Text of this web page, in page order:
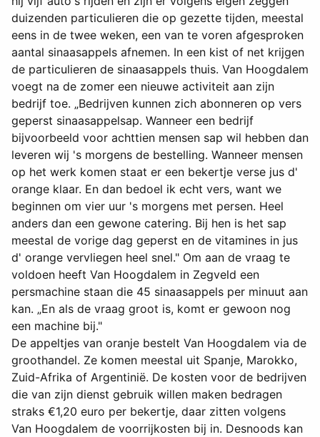
duizenden particulieren die op gezette tijden, meestal
eens in de twee weken, een van te voren afgesproken
aantal sinaasappels afnemen. In een kist of net krijgen
de particulieren de sinaasappels thuis. Van Hoogdalem
voegt na de zomer een nieuwe activiteit aan zijn
bedrijf toe. „Bedrijven kunnen zich abonneren op vers
geperst sinaasappelsap. Wanneer een bedrijf
bijvoorbeeld voor achttien mensen sap wil hebben dan
leveren wij 's morgens de bestelling. Wanneer mensen
op het werk komen staat er een bekertje verse jus d'
orange klaar. En dan bedoel ik echt vers, want we
beginnen om vier uur 's morgens met persen. Heel
anders dan een gewone catering. Bij hen is het sap
meestal de vorige dag geperst en de vitamines in jus
d' orange vervliegen heel snel." Om aan de vraag te
voldoen heeft Van Hoogdalem in Zegveld een
persmachine staan die 45 sinaasappels per minuut aan
kan. „En als de vraag groot is, komt er gewoon nog
een machine bij."
De appeltjes van oranje bestelt Van Hoogdalem via de
groothandel. Ze komen meestal uit Spanje, Marokko,
Zuid-Afrika of Argentinië. De kosten voor de bedrijven
die van zijn dienst gebruik willen maken bedragen
straks €1,20 euro per bekertje, daar zitten volgens
Van Hoogdalem de voorrijkosten bij in. Desnoods kan